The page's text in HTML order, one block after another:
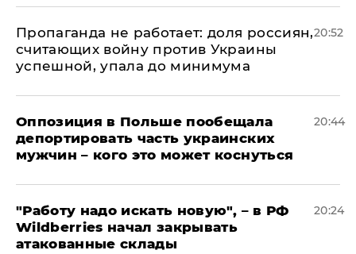
​Пропаганда не работает: доля россиян,
считающих войну против Украины
успешной, упала до минимума
20:52
Оппозиция в Польше пообещала
депортировать часть украинских
мужчин – кого это может коснуться
20:44
"Работу надо искать новую", – в РФ
Wildberries начал закрывать
атакованные склады
20:24